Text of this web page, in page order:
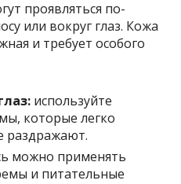
проявляться по-
или вокруг глаз. Кожа
и требует особого
используйте
которые легко
раздражают.
можно применять
и питательные